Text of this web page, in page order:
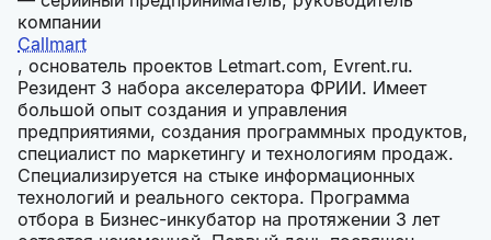
компании
Callmart
, основатель проектов Letmart.com, Evrent.ru.
Резидент 3 набора акселератора ФРИИ. Имеет
большой опыт создания и управления
предприятиями, создания программных продуктов,
специалист по маркетингу и технологиям продаж.
Специализируется на стыке информационных
технологий и реального сектора. Программа
отбора в Бизнес-инкубатор на протяжении 3 лет